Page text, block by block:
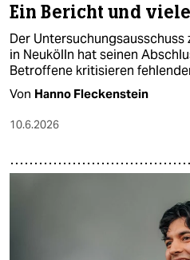
Ein Bericht und
Der
in Neukölln hat seinen
Betroffene kritisieren
Von Hanno Fleckenstein
10.6.2026